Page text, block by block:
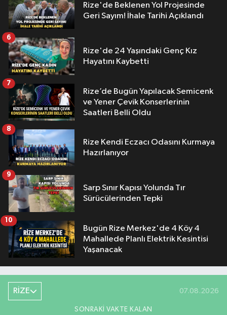
Rize'de Beklenen Yol Projesinde
Geri Sayım! İhale Tarihi Açıklandı
Rize'de 24 Yaşındaki Genç Kız
Hayatını Kaybetti
6
Rize’de Bugün Yapılacak Semicenk
ve Yener Çevik Konserlerinin
Saatleri Belli Oldu
7
Rize Kendi Eczacı Odasını Kurmaya
Hazırlanıyor
8
Sarp Sınır Kapısı Yolunda Tır
Sürücülerinden Tepki
9
Bugün Rize Merkez'de 4 Köy 4
Mahallede Planlı Elektrik Kesintisi
Yaşanacak
10
RİZE 07.08.2026
SONRAKI VAKTE KALAN